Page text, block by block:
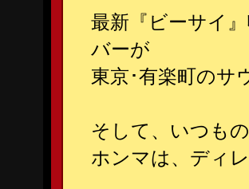
最新『ビーサイ
バーが
東京･有楽町の
そして、いつも
ホンマは、ディ